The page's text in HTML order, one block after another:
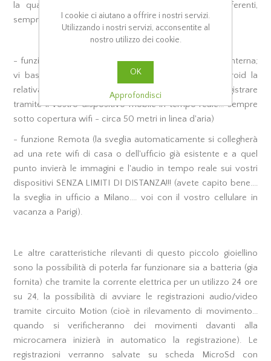
la quale vi permetterà di sfruttarla in 2 modi differenti,
sempre con la massima semplicità:
- funzione P2P (la sveglia creerà una propria rete wifi interna;
vi basterà quindi scaricare dagli store Apple o Android la
relativa app gratuita e iniziare a visualizzare e registrare
tramite il vostro dispositivo mobile in tempo reale... sempre
sotto copertura wifi - circa 50 metri in linea d'aria)
- funzione Remota (la sveglia automaticamente si collegherà
ad una rete wifi di casa o dell'ufficio già esistente e a quel
punto invierà le immagini e l'audio in tempo reale sui vostri
dispositivi SENZA LIMITI DI DISTANZA!!! (avete capito bene....
la sveglia in ufficio a Milano.... voi con il vostro cellulare in
vacanza a Parigi).
Le altre caratteristiche rilevanti di questo piccolo gioiellino
sono la possibilità di poterla far funzionare sia a batteria (gia
fornita) che tramite la corrente elettrica per un utilizzo 24 ore
su 24, la possibilità di avviare le registrazioni audio/video
tramite circuito Motion (cioè in rilevamento di movimento...
quando si verificheranno dei movimenti davanti alla
microcamera inizierà in automatico la registrazione). Le
registrazioni verranno salvate su scheda MicroSd con
I cookie ci aiutano a offrire i nostri servizi.
Utilizzando i nostri servizi, acconsentite al
nostro utilizzo dei cookie.
OK
Approfondisci